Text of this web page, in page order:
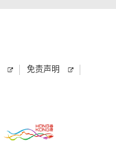
免责声明